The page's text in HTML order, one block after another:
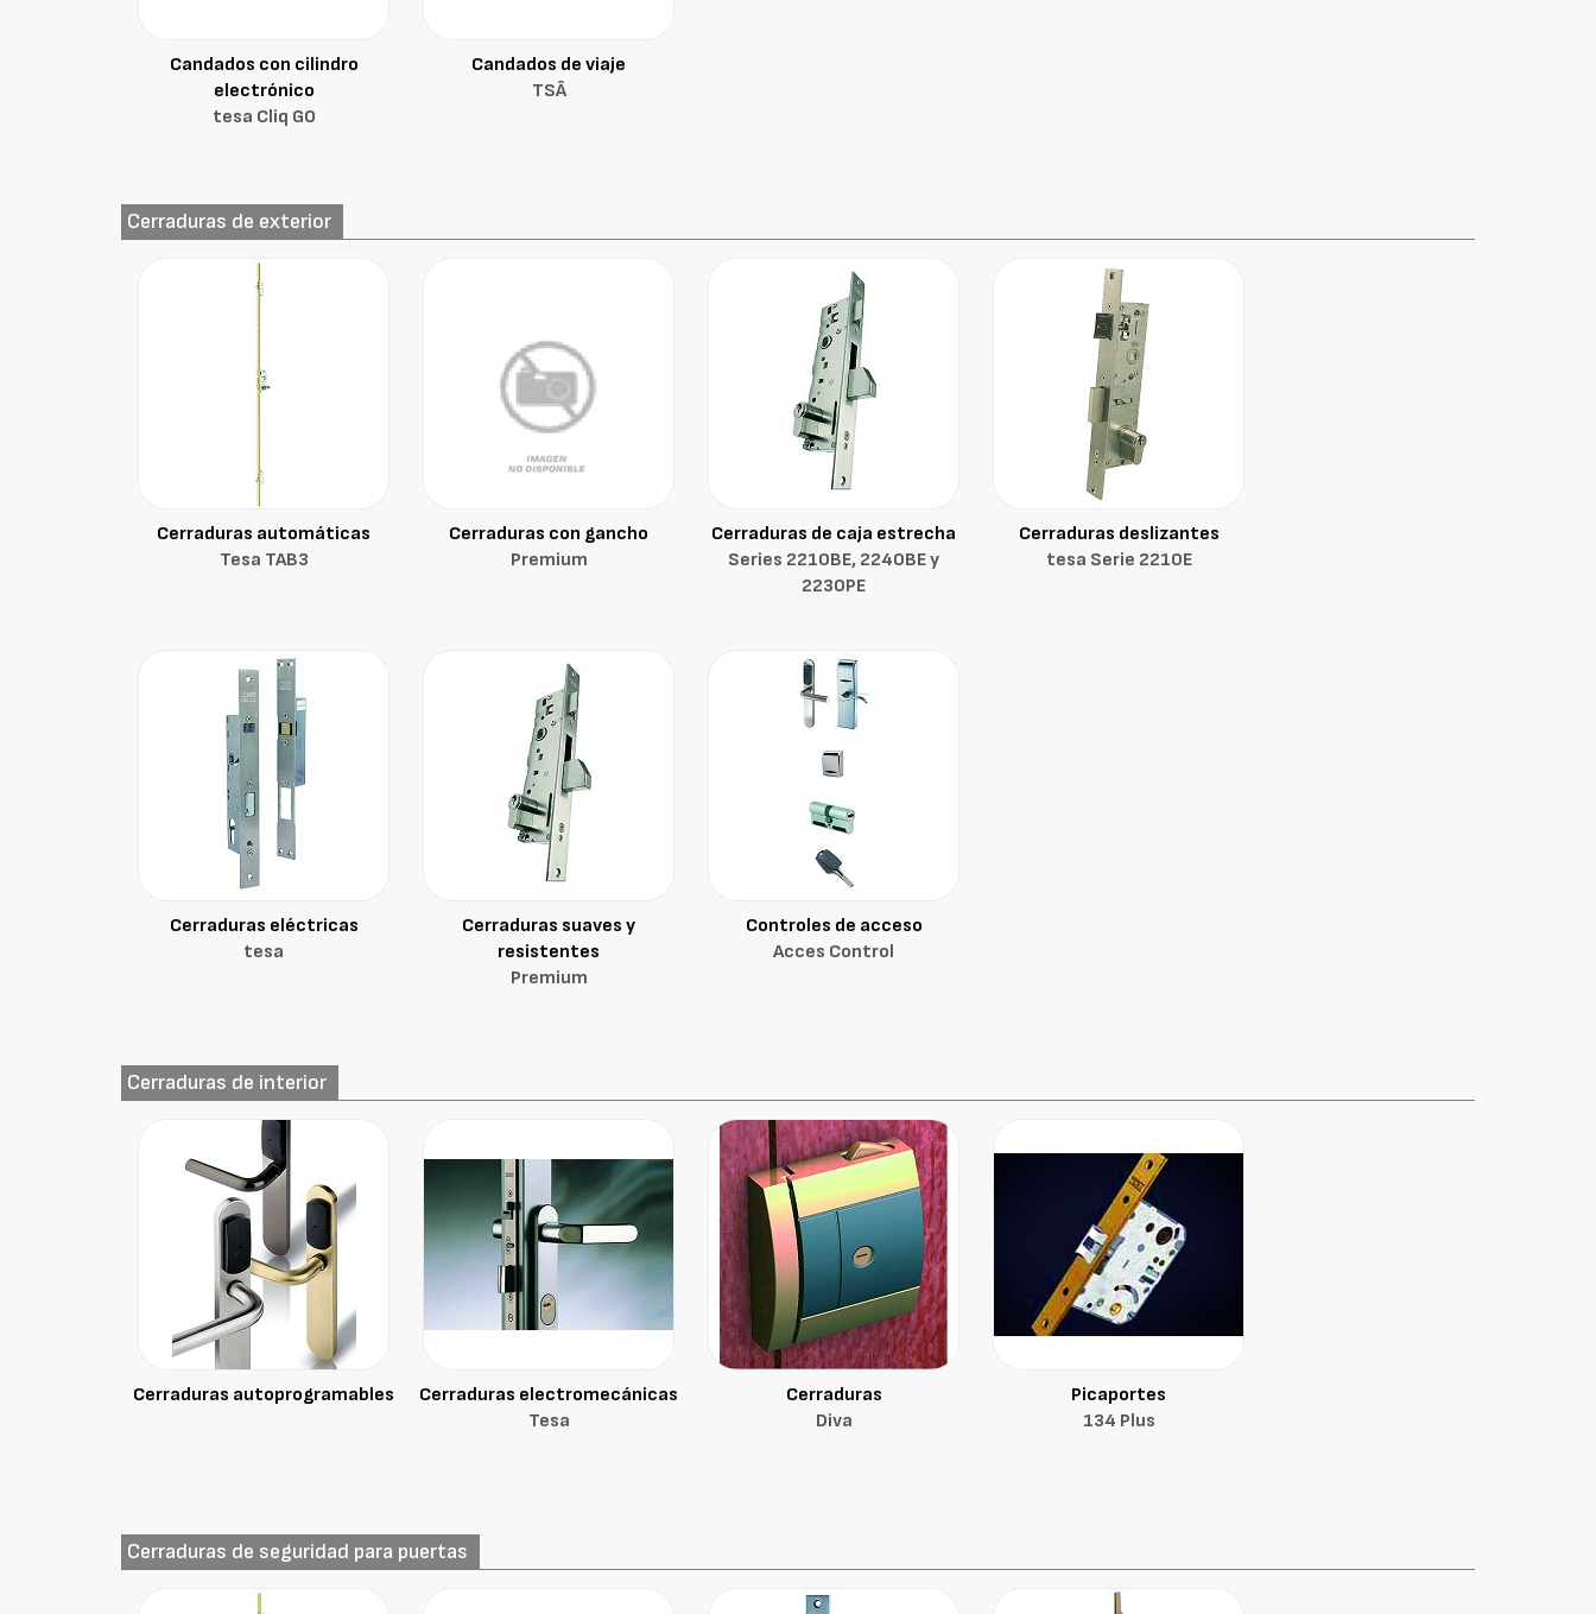
Candados con cilindro
electrónico
tesa Cliq GO
Candados de viaje
TSÂ
Cerraduras de exterior
Cerraduras automáticas
Tesa TAB3
Cerraduras con gancho
Premium
Cerraduras de caja estrecha
Series 2210BE, 2240BE y
2230PE
Cerraduras deslizantes
tesa Serie 2210E
Cerraduras eléctricas
tesa
Cerraduras suaves y
resistentes
Premium
Controles de acceso
Acces Control
Cerraduras de interior
Cerraduras autoprogramables
Cerraduras electromecánicas
Tesa
Cerraduras
Diva
Picaportes
134 Plus
Cerraduras de seguridad para puertas